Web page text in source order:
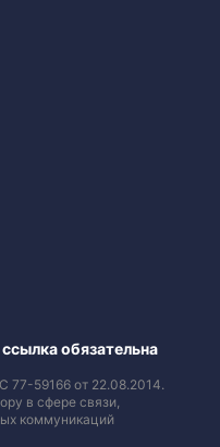
обязательна
77-59166 от 22.08.2014.
в сфере связи,
коммуникаций